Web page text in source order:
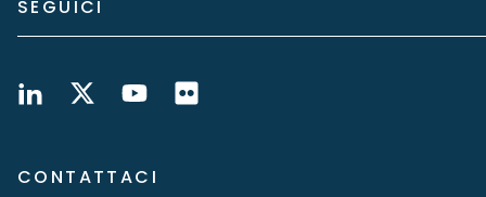
SEGUICI
CONTATTACI